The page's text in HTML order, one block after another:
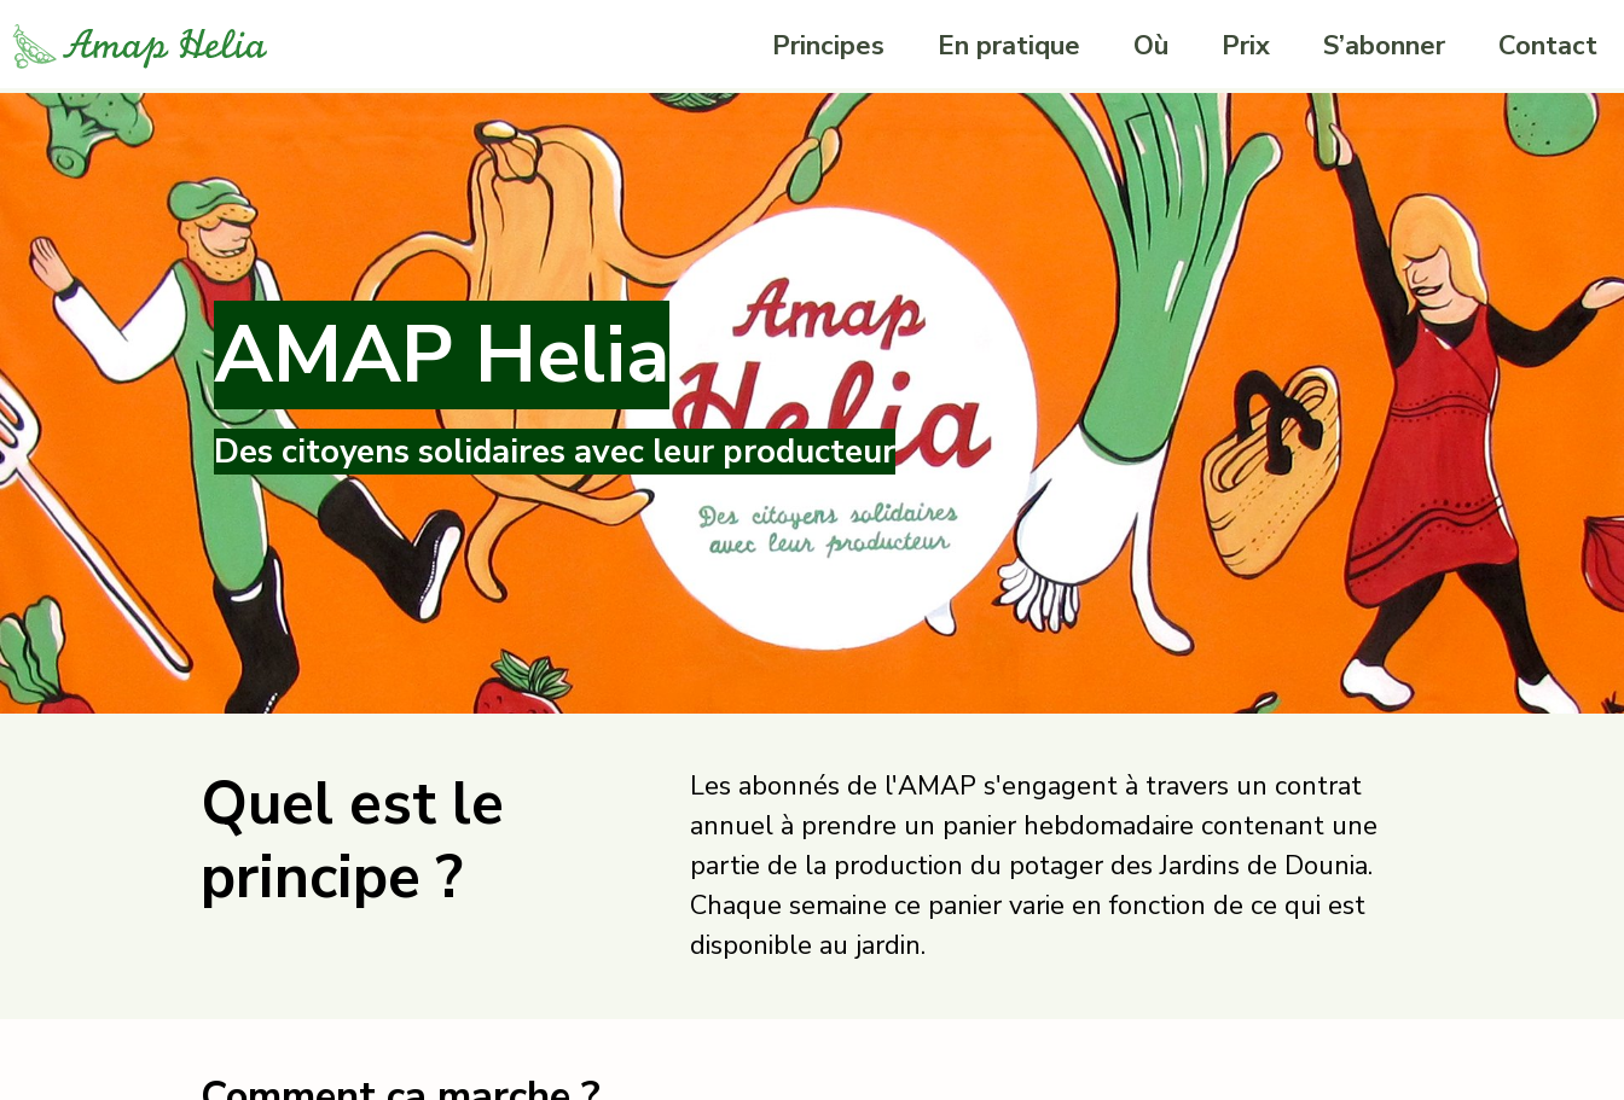
Principes En pratique Où Prix S’abonner Contact
AMAP Helia
Des citoyens solidaires avec leur producteur
Quel est le
principe ?
Les abonnés de l'AMAP s'engagent à travers un contrat
annuel à prendre un panier hebdomadaire contenant une
partie de la production du potager des Jardins de Dounia.
Chaque semaine ce panier varie en fonction de ce qui est
disponible au jardin.